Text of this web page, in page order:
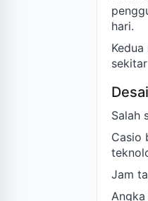
hari.
Salah
Casio
Jam